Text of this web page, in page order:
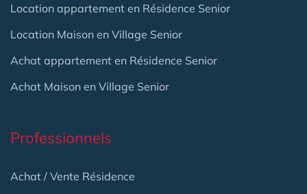
Location appartement en Résidence Senior
Location Maison en Village Senior
Achat appartement en Résidence Senior
Achat Maison en Village Senior
Professionnels
Achat / Vente Résidence